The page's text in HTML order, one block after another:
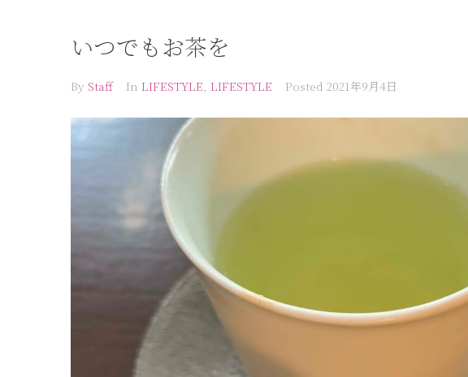
いつでもお茶を
By Staff In LIFESTYLE, LIFESTYLE Posted 2021年9月4日